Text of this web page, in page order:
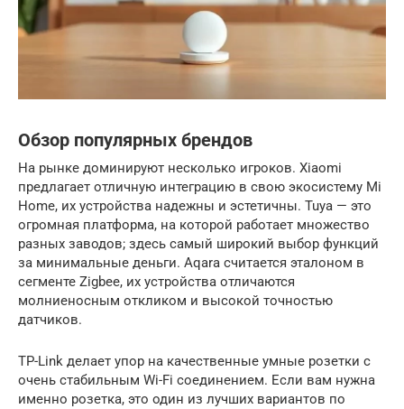
Обзор популярных брендов
На рынке доминируют несколько игроков. Xiaomi
предлагает отличную интеграцию в свою экосистему Mi
Home, их устройства надежны и эстетичны. Tuya — это
огромная платформа, на которой работает множество
разных заводов; здесь самый широкий выбор функций
за минимальные деньги. Aqara считается эталоном в
сегменте Zigbee, их устройства отличаются
молниеносным откликом и высокой точностью
датчиков.
TP-Link делает упор на качественные умные розетки с
очень стабильным Wi-Fi соединением. Если вам нужна
именно розетка, это один из лучших вариантов по